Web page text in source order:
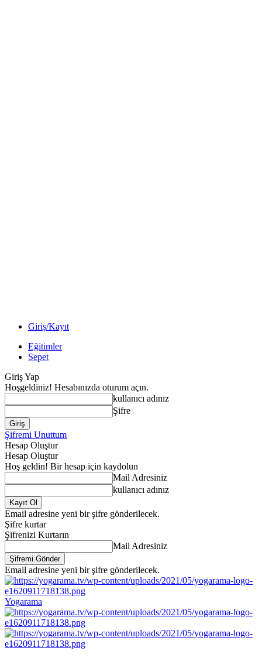
Giriş/Kayıt
Eğitimler
Sepet
Giriş Yap
Hoşgeldiniz! Hesabınızda oturum açın.
kullanıcı adınız
Şifre
Şifremi Unuttum
Hesap Oluştur
Hesap Oluştur
Hoş geldin! Bir hesap için kaydolun
Mail Adresiniz
kullanıcı adınız
Email adresine yeni bir şifre gönderilecek.
Şifre kurtar
Şifrenizi Kurtarın
Mail Adresiniz
Email adresine yeni bir şifre gönderilecek.
Yogarama